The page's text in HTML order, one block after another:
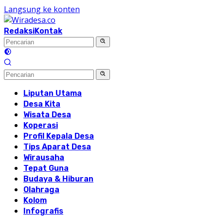
Langsung ke konten
RedaksiKontak
Liputan Utama
Desa Kita
Wisata Desa
Koperasi
Profil Kepala Desa
Tips Aparat Desa
Wirausaha
Tepat Guna
Budaya & Hiburan
Olahraga
Kolom
Infografis